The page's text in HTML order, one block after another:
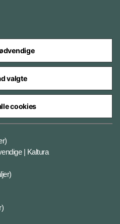
under Forsvarsministeriet
valgte
cookies
| Kaltura